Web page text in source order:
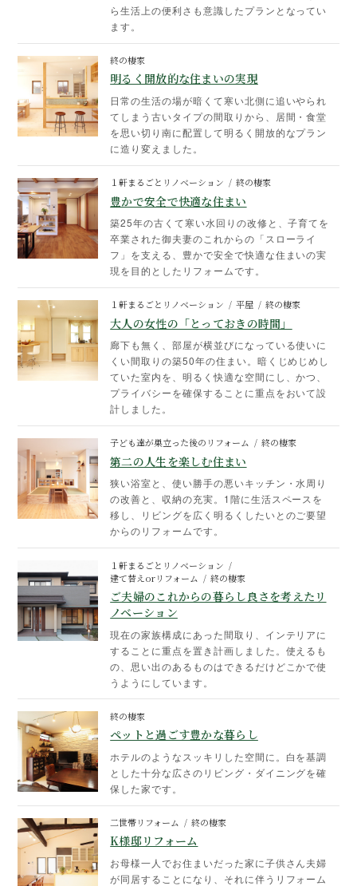
ら生活上の便利さも意識したプランとなってい
ます。
終の棲家
明るく開放的な住まいの実現
日常の生活の場が暗くて寒い北側に追いやられ
てしまう古いタイプの間取りから、居間・食堂
を思い切り南に配置して明るく開放的なプラン
に造り変えました。
１軒まるごとリノベーション 終の棲家
豊かで安全で快適な住まい
築25年の古くて寒い水回りの改修と、子育てを
卒業された御夫妻のこれからの「スローライ
フ」を支える、豊かで安全で快適な住まいの実
現を目的としたリフォームです。
１軒まるごとリノベーション 平屋 終の棲家
大人の女性の「とっておきの時間」
廊下も無く、部屋が横並びになっている使いに
くい間取りの築50年の住まい。暗くじめじめし
ていた室内を、明るく快適な空間にし、かつ、
プライバシーを確保することに重点をおいて設
計しました。
子ども達が巣立った後のリフォーム 終の棲家
第二の人生を楽しむ住まい
狭い浴室と、使い勝手の悪いキッチン・水周り
の改善と、収納の充実。1階に生活スペースを
移し、リビングを広く明るくしたいとのご要望
からのリフォームです。
１軒まるごとリノベーション
建て替えorリフォーム
終の棲家
ご夫婦のこれからの暮らし良さを考えたリ
ノベーション
現在の家族構成にあった間取り、インテリアに
することに重点を置き計画しました。使えるも
の、思い出のあるものはできるだけどこかで使
うようにしています。
終の棲家
ペットと過ごす豊かな暮らし
ホテルのようなスッキリした空間に。白を基調
とした十分な広さのリビング・ダイニングを確
保した家です。
二世帯リフォーム 終の棲家
K様邸リフォーム
お母様一人でお住まいだった家に子供さん夫婦
が同居することになり、それに伴うリフォーム